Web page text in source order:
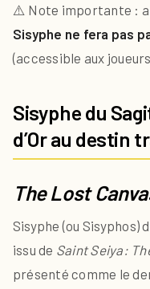
⚠️ Note importante :
Sisyphe ne fera pas
(accessible aux
Sisyphe du
d’Or au destin
The Lost
Sisyphe (ou Sisyphos)
issu de Saint Seiya:
présenté comme le